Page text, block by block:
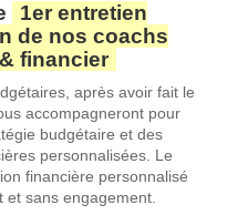
1er entretien
de nos coachs
financier
après avoir fait le
accompagneront pour
budgétaire et des
personnalisées. Le
financière personnalisé
et sans engagement.